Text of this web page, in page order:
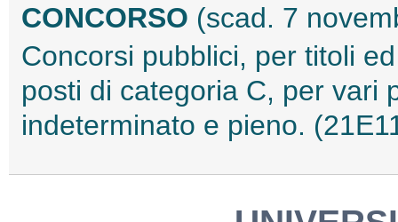
CONCORSO (scad. 7
Concorsi pubblici, per titoli
posti di categoria C, per vari
indeterminato e pieno.